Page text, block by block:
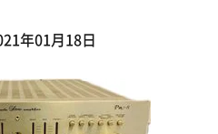
年01月18日